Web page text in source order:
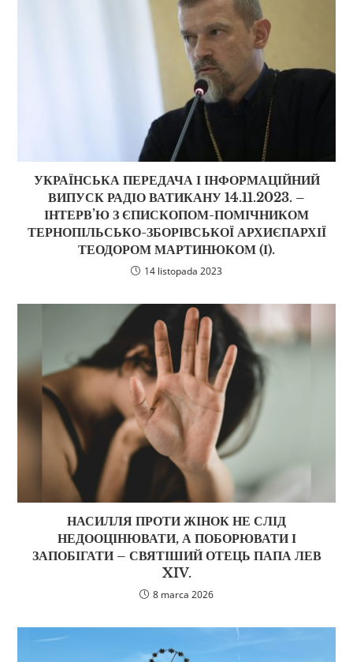
УКРАЇНСЬКА ПЕРЕДАЧА І ІНФОРМАЦІЙНИЙ
ВИПУСК РАДІО ВАТИКАНУ 14.11.2023. –
ІНТЕРВ’Ю З ЄПИСКОПОМ-ПОМІЧНИКОМ
ТЕРНОПІЛЬСЬКО-ЗБОРІВСЬКОЇ АРХИЄПАРХІЇ
ТЕОДОРОМ МАРТИНЮКОМ (І).
14 listopada 2023
НАСИЛЛЯ ПРОТИ ЖІНОК НЕ СЛІД
НЕДООЦІНЮВАТИ, А ПОБОРЮВАТИ І
ЗАПОБІГАТИ – СВЯТІШИЙ ОТЕЦЬ ПАПА ЛЕВ
XIV.
8 marca 2026